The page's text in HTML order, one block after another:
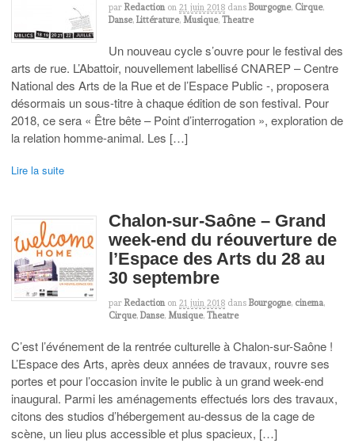
par Redaction on 21 juin 2018 dans Bourgogne, Cirque,
Danse, Littérature, Musique, Theatre
Un nouveau cycle s’ouvre pour le festival des
arts de rue. L’Abattoir, nouvellement labellisé CNAREP – Centre
National des Arts de la Rue et de l’Espace Public -, proposera
désormais un sous-titre à chaque édition de son festival. Pour
2018, ce sera « Être bête – Point d’interrogation », exploration de
la relation homme-animal. Les […]
Lire la suite
Chalon-sur-Saône – Grand
week-end du réouverture de
l’Espace des Arts du 28 au
30 septembre
par Redaction on 21 juin 2018 dans Bourgogne, cinema,
Cirque, Danse, Musique, Theatre
C’est l’événement de la rentrée culturelle à Chalon-sur-Saône !
L’Espace des Arts, après deux années de travaux, rouvre ses
portes et pour l’occasion invite le public à un grand week-end
inaugural. Parmi les aménagements effectués lors des travaux,
citons des studios d’hébergement au-dessus de la cage de
scène, un lieu plus accessible et plus spacieux, […]